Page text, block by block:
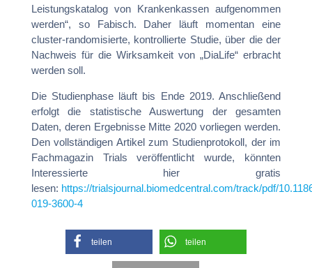
Leistungskatalog von Krankenkassen aufgenommen
werden“, so Fabisch. Daher läuft momentan eine
cluster-randomisierte, kontrollierte Studie, über die der
Nachweis für die Wirksamkeit von „DiaLife“ erbracht
werden soll.
Die Studienphase läuft bis Ende 2019. Anschließend
erfolgt die statistische Auswertung der gesamten
Daten, deren Ergebnisse Mitte 2020 vorliegen werden.
Den vollständigen Artikel zum Studienprotokoll, der im
Fachmagazin Trials veröffentlicht wurde, könnten
Interessierte hier gratis
lesen: https://trialsjournal.biomedcentral.com/track/pdf/
019-3600-4
teilen teilen